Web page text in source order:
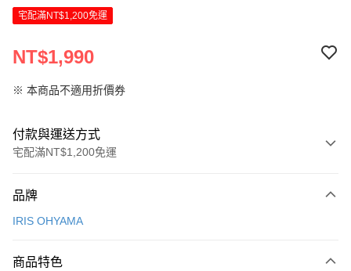
宅配滿NT$1,200免運
NT$1,990
※ 本商品不適用折價券
付款與運送方式
宅配滿NT$1,200免運
信用卡一次付款
Apple Pay
品牌
IRIS OHYAMA
商品特色